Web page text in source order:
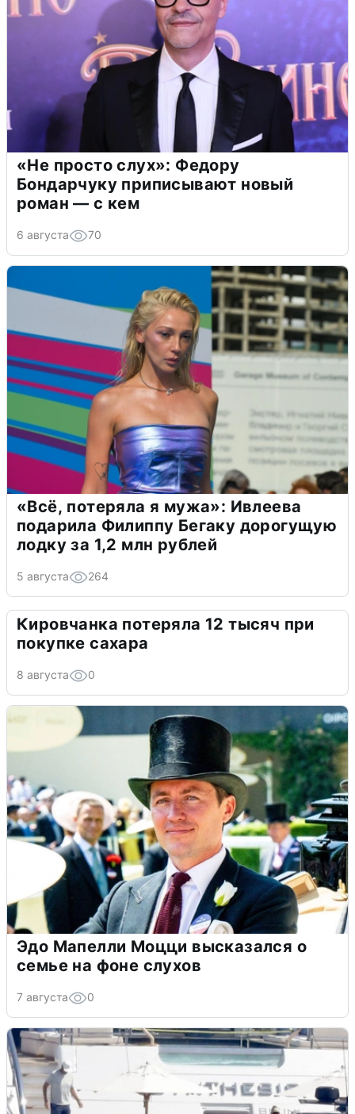
«Не просто слух»: Федору
Бондарчуку приписывают новый
роман — с кем
6 августа 70
«Всё, потеряла я мужа»: Ивлеева
подарила Филиппу Бегаку дорогущую
лодку за 1,2 млн рублей
5 августа 264
Кировчанка потеряла 12 тысяч при
покупке сахара
8 августа 0
Эдо Мапелли Моцци высказался о
семье на фоне слухов
7 августа 0